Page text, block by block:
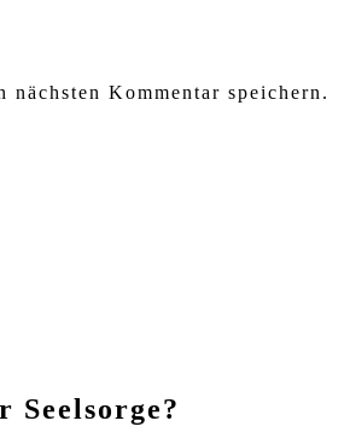
Kommentar speichern.
Seelsorge?